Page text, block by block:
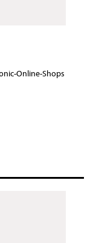
Online-Shops